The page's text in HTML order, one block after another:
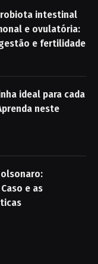
intestinal
e ovulatória:
e fertilidade
ideal para cada
neste
e as